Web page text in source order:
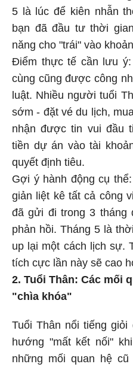
5 là lúc để kiên nhẫn
bạn đã đầu tư thời
năng cho "trái" vào
Điểm thực tế cần lưu
cùng cũng được công
luật. Nhiều người tuổi
sớm - đặt vé du lịch,
nhận được tin vui đầu
tiền dự án vào tài
quyết định tiêu.
Gợi ý hành động cụ
giản liệt kê tất cả công
đã gửi đi trong 3 tháng
phản hồi. Tháng 5 là
up lại một cách lịch sự.
tích cực lần này sẽ cao
2. Tuổi Thân: Các mối
"chìa khóa"
Tuổi Thân nổi tiếng
hướng "mất kết nối"
những mối quan hệ